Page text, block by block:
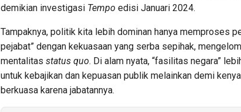
demikian investigasi Tempo edisi Januari 2024.
Tampaknya, politik kita lebih dominan hanya memproses
pejabat” dengan kekuasaan yang serba sepihak,
mentalitas status quo. Di alam nyata, “fasilitas negara”
untuk kebajikan dan kepuasan publik melainkan demi
berkuasa karena jabatannya.